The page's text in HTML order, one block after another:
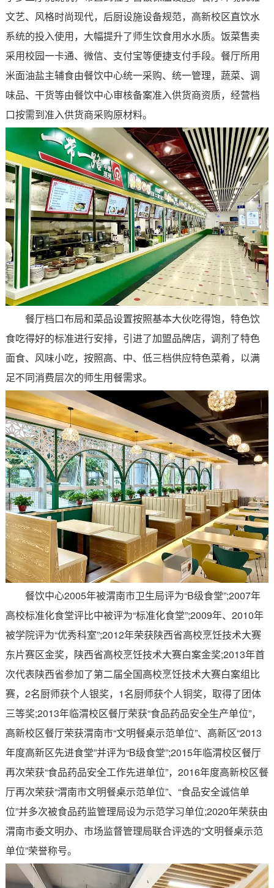
文艺、风格时尚现代，后厨设施设备规范，高新校区直饮水
系统的投入使用，大幅提升了师生饮食用水水质。饭菜售卖
采用校园一卡通、微信、支付宝等便捷支付手段。餐厅所用
米面油盐主辅食由餐饮中心统一采购、统一管理，蔬菜、调
味品、干货等由餐饮中心审核备案准入供货商资质，经营档
口按需到准入供货商采购原材料。
餐厅档口布局和菜品设置按照基本大伙吃得饱，特色饮
食吃得好的标准进行安排，引进了加盟品牌店，调剂了特色
面食、风味小吃，按照高、中、低三档供应特色菜肴，以满
足不同消费层次的师生用餐需求。
餐饮中心2005年被渭南市卫生局评为“B级食堂”;2007年
高校标准化食堂评比中被评为“标准化食堂”;2009年、 2010年
被学院评为“优秀科室”;2012年荣获陕西省高校烹饪技术大赛
东片赛区金奖，陕西省高校烹饪技术大赛白案金奖;2013年首
次代表陕西省参加了第二届全国高校烹饪技术大赛白案组比
赛， 2名厨师获个人银奖， 1名厨师获个人铜奖，取得了团体
三等奖;2013年临渭校区餐厅荣获“食品药品安全生产单位”，
高新校区餐厅荣获渭南市“文明餐桌示范单位”、高新区“2013
年度高新区先进食堂”并评为“B级食堂”;2015年临渭校区餐厅
再次荣获“食品药品安全工作先进单位”， 2016年度高新校区餐
厅再次荣获“渭南市文明餐桌示范单位”、 “食品安全诚信单
位”并多次被食品药监管理局设为示范学习单位;2020年荣获由
渭南市委文明办、市场监督管理局联合评选的“文明餐桌示范
单位”荣誉称号。